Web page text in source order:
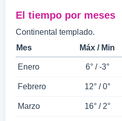
El tiempo por meses
Continental templado.
Mes
Máx / Min
Enero 6° / -3°
Febrero 12° / 0°
Marzo 16° / 2°